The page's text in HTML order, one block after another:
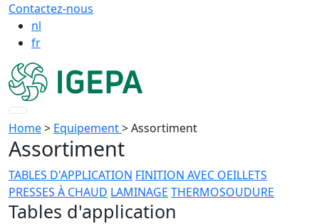
Contactez-nous
nl
fr
Home> Equipement>Assortiment
Assortiment
TABLES D'APPLICATION FINITION AVEC OEILLETS
PRESSES À CHAUD LAMINAGE THERMOSOUDURE
Tables d'application